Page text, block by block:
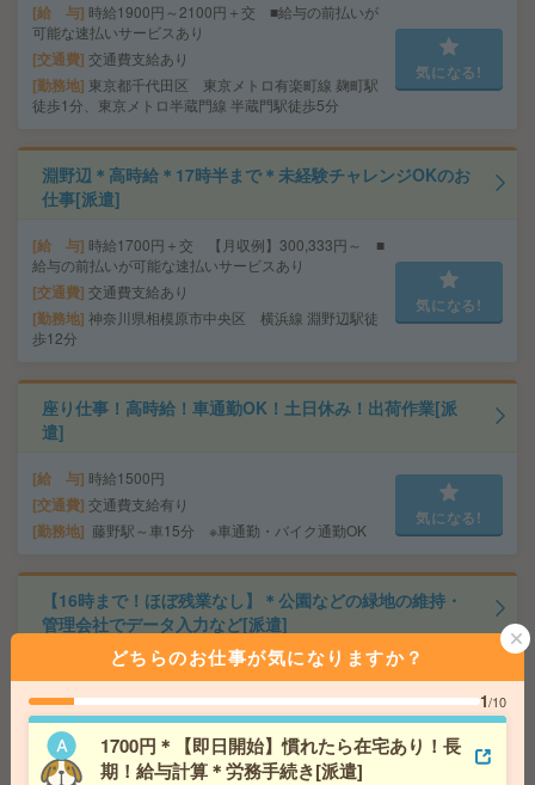
給 与 時給1900円～2100円＋交 ■給与の前払いが
可能な速払いサービスあり
交通費 交通費支給あり
勤務地 東京都千代田区 東京メトロ有楽町線 麹町駅
徒歩1分、東京メトロ半蔵門線 半蔵門駅徒歩5分
気になる!
淵野辺＊高時給＊17時半まで＊未経験チャレンジOKのお
仕事[派遣]
給 与 時給1700円＋交 【月収例】300,333円～ ■
給与の前払いが可能な速払いサービスあり
交通費 交通費支給あり
勤務地 神奈川県相模原市中央区 横浜線 淵野辺駅徒
歩12分
気になる!
座り仕事！高時給！車通勤OK！土日休み！出荷作業[派
遣]
給 与 時給1500円
交通費 交通費支給有り
勤務地 藤野駅～車15分 ※車通勤・バイク通勤OK
気になる!
【16時まで！ほぼ残業なし】＊公園などの緑地の維持・
管理会社でデータ入力など[派遣]
時給1600円＋交 【月収例】232,000円～ ■
交通費 交通費支給あり
勤務地
神奈川県相模原市南区 横浜線 古淵駅徒歩20
分、横浜線 淵野辺駅車12分
気になる!
どちらのお仕事が気になりますか？
1/10
1700円＊【即日開始】慣れたら在宅あり！長
期！給与計算＊労務手続き[派遣]